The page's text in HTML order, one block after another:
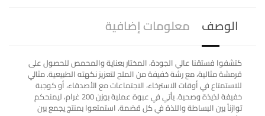
الوصف معلومات إضافية
كتشفوا فستقنا عالي الجودة، المختار بعناية والمحمص للحصول على
قرمشة مثالية، مع رشة خفيفة من الملح لتعزيز نكهته الطبيعية. مثالي
للاستمتاع في أوقات الاسترخاء، الاجتماعات مع الأصدقاء، أو كوجبة
خفيفة لذيذة وصحية. يأتي في عبوة عملية بوزن 200 غرام، ليمنحكم
توازناً بين البساطة واللذة في كل قضمة. استمتعوا بمنتج يجمع بين